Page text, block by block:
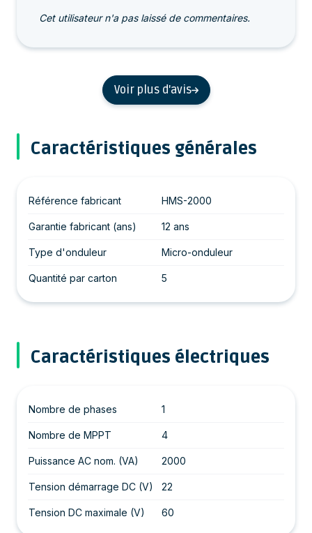
Cet utilisateur n'a pas laissé de commentaires.
Voir plus d'avis
Caractéristiques générales
Référence fabricant HMS-2000
Garantie fabricant (ans) 12 ans
Type d'onduleur Micro-onduleur
Quantité par carton 5
Caractéristiques électriques
Nombre de phases 1
Nombre de MPPT 4
Puissance AC nom. (VA) 2000
Tension démarrage DC (V) 22
Tension DC maximale (V) 60